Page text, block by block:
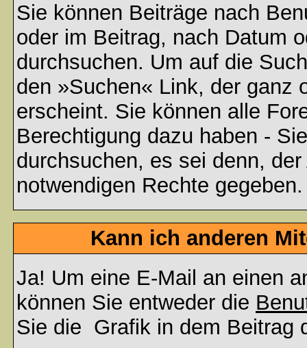
Sie können Beiträge nach
oder im Beitrag, nach Datum
durchsuchen. Um auf die
den »Suchen« Link, der ganz
erscheint. Sie können alle
Berechtigung dazu haben -
durchsuchen, es sei denn,
notwendigen Rechte gegeben.
Kann ich anderen
Ja! Um eine E-Mail an einen
können Sie entweder die
Sie die Grafik in dem Beitrag